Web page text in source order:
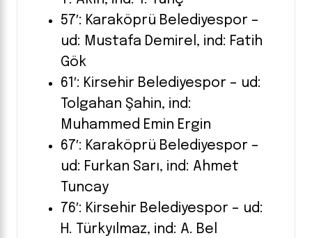
57′: Karaköprü Belediyespor –
ud: Mustafa Demirel, ind: Fatih
Gök
61′: Kirsehir Belediyespor – ud:
Tolgahan Şahin, ind:
Muhammed Emin Ergin
67′: Karaköprü Belediyespor –
ud: Furkan Sarı, ind: Ahmet
Tuncay
76′: Kirsehir Belediyespor – ud:
H. Türkyılmaz, ind: A. Bel